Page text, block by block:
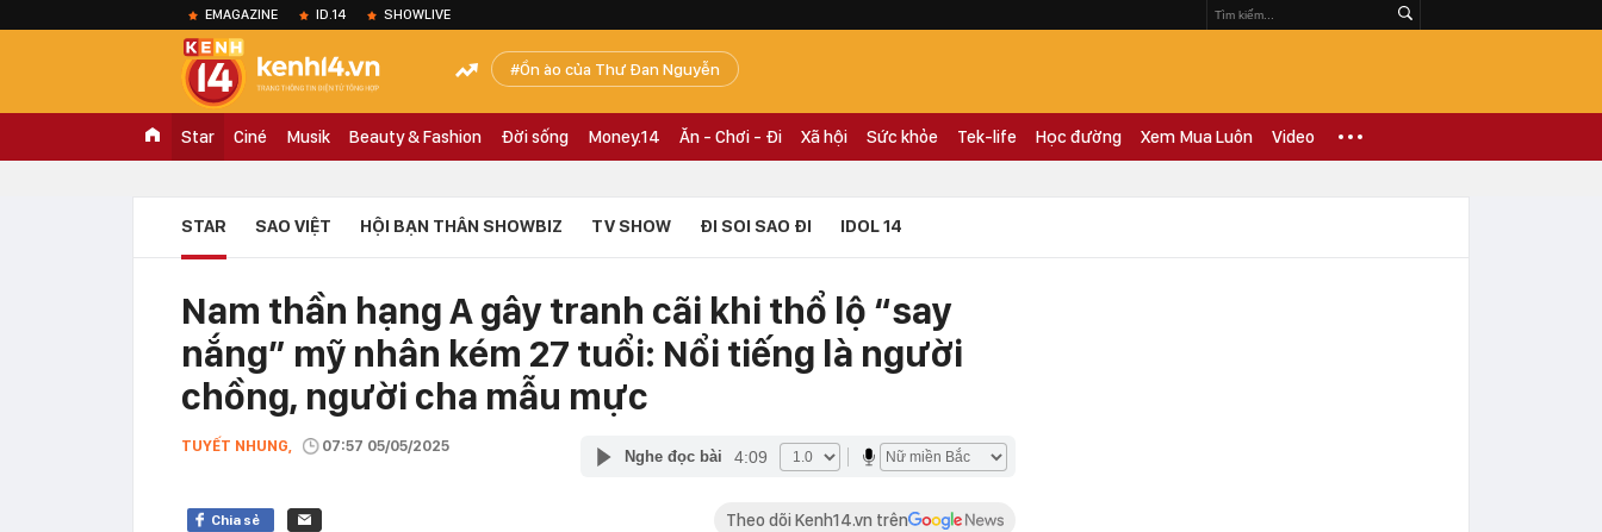
EMAGAZINE ID.14 SHOWLIVE
Ồn ào của Thư Đan Nguyễn
Star Ciné Musik Beauty & Fashion Đời sống Money.14 Ăn - Chơi - Đi Xã hội Sức khỏe Tek-life Học đường Xem Mua Luôn Video
STAR SAO VIỆT HỘI BẠN THÂN SHOWBIZ TV SHOW ĐI SOI SAO ĐI IDOL 14
Nam thần hạng A gây tranh cãi khi thổ lộ “say
nắng” mỹ nhân kém 27 tuổi: Nổi tiếng là người
chồng, người cha mẫu mực
TUYẾT NHUNG, 07:57 05/05/2025
Nghe đọc bài 4:09
Chia sẻ Theo dõi Kenh14.vn trên